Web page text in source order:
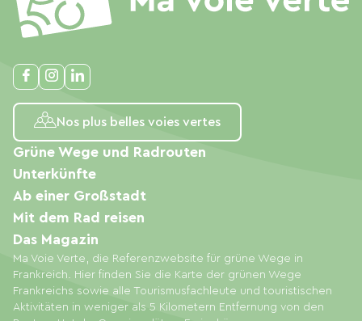
Nos plus belles voies vertes
Ma Voie Verte, die Referenzwebsite für grüne Wege in
Frankreich. Hier finden Sie die Karte der grünen Wege
Frankreichs sowie alle Tourismusfachleute und touristischen
Aktivitäten in weniger als 5 Kilometern Entfernung von den
Grüne Wege und Radrouten
Unterkünfte
Ab einer Großstadt
Mit dem Rad reisen
Das Magazin